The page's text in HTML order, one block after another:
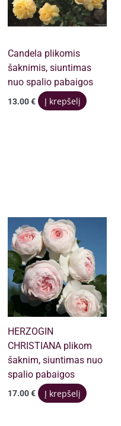
Candela plikomis
šaknimis, siuntimas
nuo spalio pabaigos
13.00€ Į krepšelį
HERZOGIN
CHRISTIANA plikom
šaknim, siuntimas nuo
spalio pabaigos
17.00€ Į krepšelį